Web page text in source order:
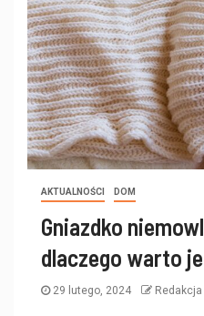
AKTUALNOŚCI DOM
Gniazdko
dlaczego warto
29 lutego, 2024 Redakcja